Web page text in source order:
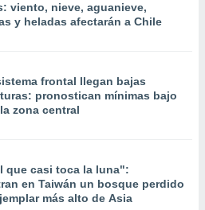
viento, nieve, aguanieve,
y heladas afectarán a Chile
frontal llegan bajas
pronostican mínimas bajo
zona central
que casi toca la luna":
en Taiwán un bosque perdido
más alto de Asia